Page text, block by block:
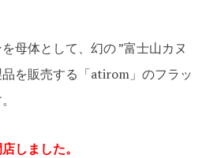
母体として、幻の ”富士山カヌ
品を販売する「atirom」のフラッ
しました。